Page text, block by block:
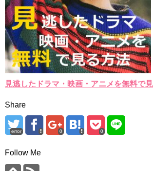
見逃したドラマ・映画・アニメを無料で
Share
error 0 0
Follow Me